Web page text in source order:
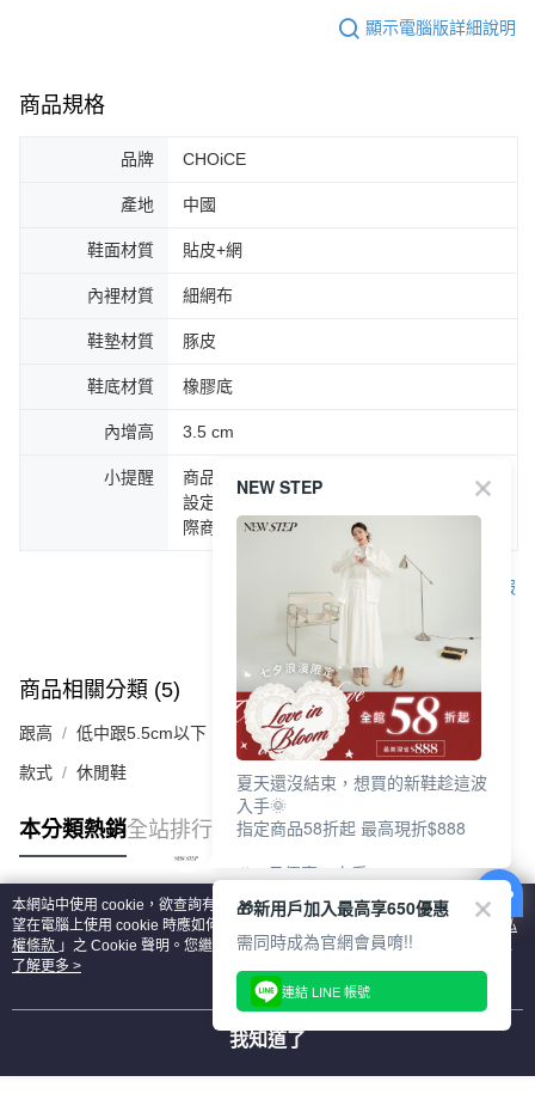
顯示電腦版詳細說明
商品規格
品牌 CHOiCE
產地 中國
鞋面材質 貼皮+網
內裡材質 細網布
鞋墊材質 豚皮
鞋底材質 橡膠底
內增高 3.5 cm
小提醒
商品圖片顏色會因拍攝燈光環境或個人螢幕
設定不同，而造成部份色差現象，顏色以實
際商品為主。
客服
商品相關分類 (5) 查看全部
跟高 低中跟5.5cm以下
款式 休閒鞋
本分類熱銷全站排行
熱門標籤
本網站中使用 cookie，欲查詢有關本網站使用 cookie 方式之詳情，及若您不希
望在電腦上使用 cookie 時應如何變更電腦的 cookie 設定，請參閱本網站「
隱私
權條款 」之 Cookie 聲明。您繼續使用本網站即表示您同意本公司得按本網站使
用條款之 Cookie 聲明使用 cookie。
了解更多 >
我知道了
NEW STEP
夏天還沒結束，想買的新鞋趁這波
入手🌞
指定商品58折起 最高現折$888
🎉 8月優惠一次看
①LINE購物最高10%回饋
②每周限定品現折200
③指定商品58折起 最高現折$888
上班鞋、休閒鞋、涼鞋一次逛齊
好搭、出遊好走、聚會也漂亮
🎁新用戶加入最高享650優惠
需同時成為官網會員唷!!
連結 LINE 帳號